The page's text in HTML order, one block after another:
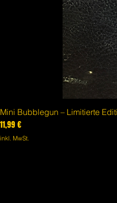
Mini Bubblegun – Limitierte
Preis
11,99 €
inkl. MwSt.